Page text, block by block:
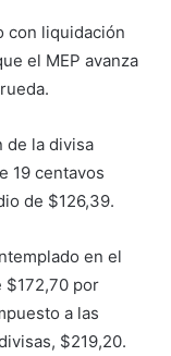
con liquidación
el MEP avanza
de la divisa
19 centavos
de $126,39.
en el
$172,70 por
a las
$219,20.